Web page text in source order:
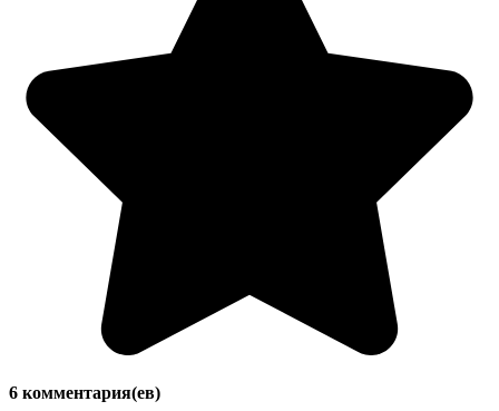
6 комментария(ев)